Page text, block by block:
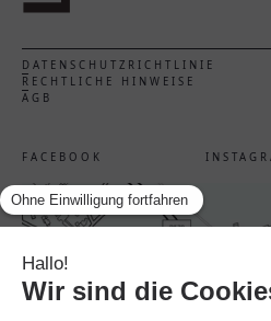
DATENSCHUTZRICHTLINIE
RECHTLICHE HINWEISE
AGB
FACEBOOK